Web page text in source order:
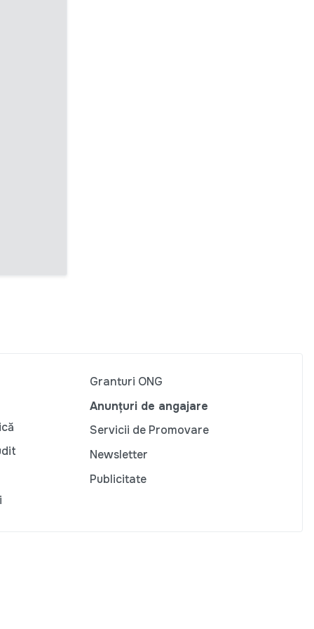
Granturi ONG
Anunțuri de angajare
Servicii de Promovare
Newsletter
Publicitate